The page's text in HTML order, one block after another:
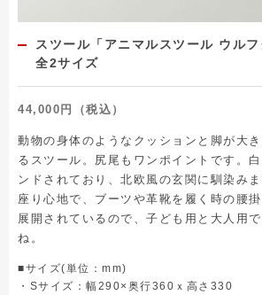
スツール「アニマルスツール ウルフ
全2サイズ
44,000円（税込）
動物の身体のようなクッションと脚が大
るスツール。尻尾もワンポイントです。
ンドされており、北欧風の玄関に馴染み
座り心地で、ブーツや革靴を履く時の腰
展開されているので、子ども用と大人用
ね。
■サイズ(単位：mm)
・Sサイズ：幅290×奥行360ｘ高さ330